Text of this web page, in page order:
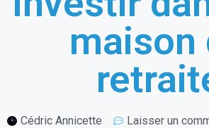
maison
Cédric Annicette Laisser un